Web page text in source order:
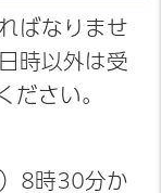
ばなりませ
時以外は受
ださい。
8時30分か